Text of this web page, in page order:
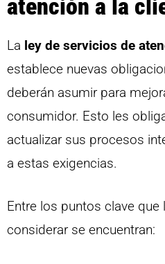
atención a la
La ley de servicios de
establece nuevas
deberán asumir para
consumidor. Esto les
actualizar sus procesos
a estas exigencias.
Entre los puntos clave
considerar se encuentran: